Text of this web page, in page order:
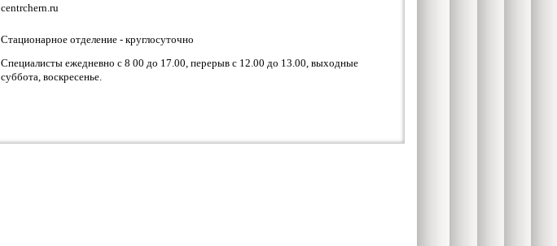
centrchern.ru
Стационарное отделение - круглосуточно
Специалисты ежедневно с 8 00 до 17.00, перерыв с 12.00 до 13.00, выходные
суббота, воскресенье.